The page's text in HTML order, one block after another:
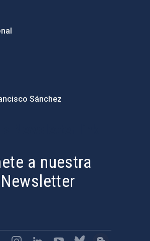
Sánchez
a nuestra
Newsletter